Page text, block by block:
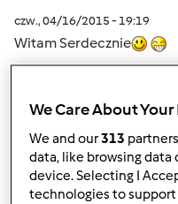
czw., 04/16/2015 - 19:19
Witam Serdecznie
Zalogujlub
We Care About
We and our313
data, like browsing
device. Selecting I
technologies to